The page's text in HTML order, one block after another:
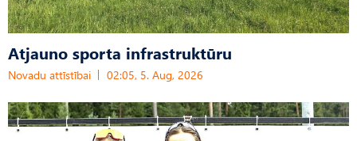
Atjauno sporta infrastruktūru
Novadu attīstībai 02:05, 5. Aug, 2026